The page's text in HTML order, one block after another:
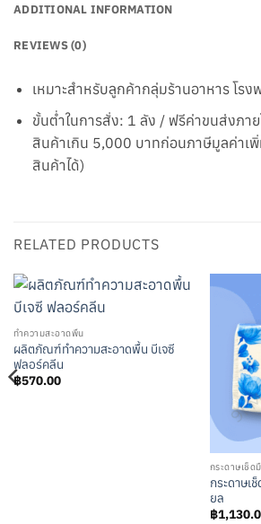
ADDITIONAL INFORMATION
REVIEWS (0)
เหมาะสำหรับลูกค้ากลุ่มร้านอาหาร โรง
ขั้นต่ำในการสั่ง: 1 ลัง / ฟรีค่าขนส่งภา
สินค้าเกิน 5,000 บาทก่อนภาษีมูลค่าเพิ่
สินค้าได้)
RELATED PRODUCTS
ทำความสะอาดพื้น
ผลิตภัณฑ์ทำความสะอาดพื้น บีเจซี
ฟลอร์คลีน
฿570.00
กระดาษเช็ด
กระดาษเ
ยล
฿